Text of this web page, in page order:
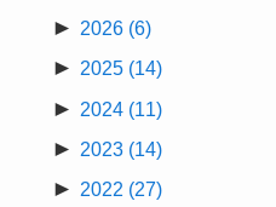
► 2026 (6)
► 2025 (14)
► 2024 (11)
► 2023 (14)
► 2022 (27)